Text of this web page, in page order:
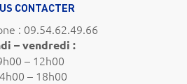
CONTACTER
: 09.54.62.49.66
– vendredi :
– 12h00
– 18h00